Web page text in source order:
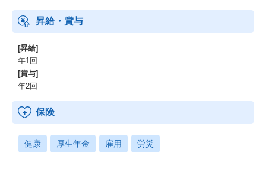
昇給・賞与
[昇給]
年1回
[賞与]
年2回
保険
健康 厚生年金 雇用 労災